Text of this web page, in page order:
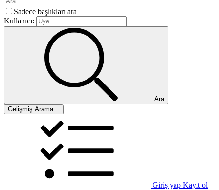
Sadece başlıkları ara
Kullanıcı:
Ara
Gelişmiş Arama…
Giriş yap Kayıt ol